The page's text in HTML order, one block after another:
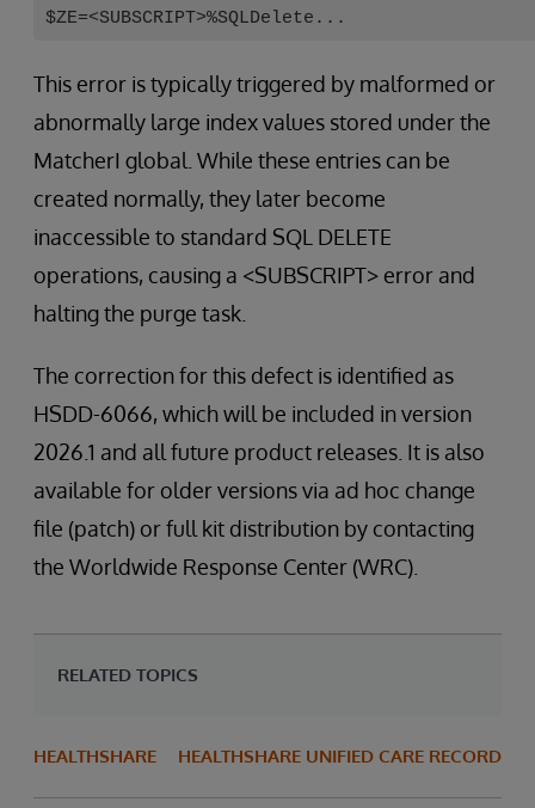
$ZE=<SUBSCRIPT>%SQLDelete...
This error is typically triggered by malformed or
abnormally large index values stored under the
MatcherI global. While these entries can be
created normally, they later become
inaccessible to standard SQL DELETE
operations, causing a <SUBSCRIPT> error and
halting the purge task.
The correction for this defect is identified as
HSDD-6066, which will be included in version
2026.1 and all future product releases. It is also
available for older versions via ad hoc change
file (patch) or full kit distribution by contacting
the Worldwide Response Center (WRC).
RELATED TOPICS
HEALTHSHARE HEALTHSHARE UNIFIED CARE RECORD